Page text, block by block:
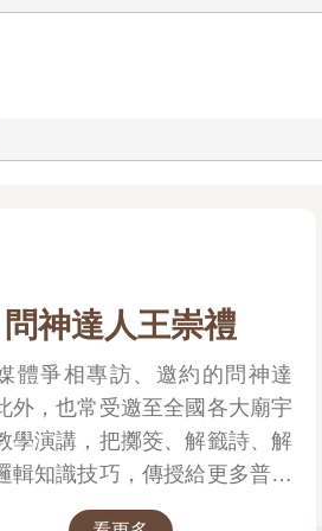
問神達人王崇禮
體爭相專訪、邀約的問神達
外，也常受邀至全國各大廟宇
學演講，把擲筊、解籤詩、解
輯知識技巧，傳授給更多普羅
神職人員。